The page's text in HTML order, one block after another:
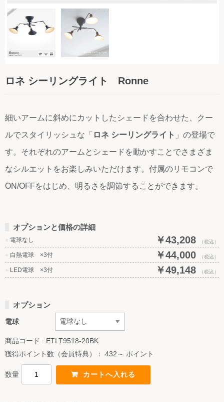
お問い合わせ
ロネ シーリングライト Ronne
細いアームに斜めにカットしたシェードを合わせた、クー
ルでスタイリッシュな「 ロネ シーリングライト 」の登場で
す。それぞれのアームとシェードを動かすことでさまざま
なシルエットをお楽しみいただけます。付属のリモコンで
ON/OFFをはじめ、明るさを調節することができます。
オプションと価格の詳細
電球なし ￥43,208 （税込）
白熱電球 ×3付 ￥44,000 （税込）
LED電球 ×3付 ￥49,148 （税込）
オプション
電球
商品コード : ETLT9518-20BK
獲得ポイント数（会員特典）：
432～ ポイント
数量